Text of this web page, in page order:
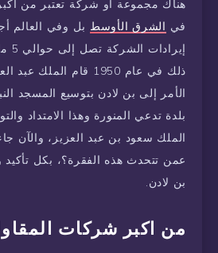
هناك مجموعة أو شركة تعتبر من
في الشرق الأوسط بل وفي العالم
ذلك في عام 1950 قام
الأمر إلى بن لادن بتوسيع المسجد
بلدة تدعي المنورة وهذا الامتداد
الملك سعود بن عبد العزيز، والآن
عمن تتحدث هذه الفقرة؟، بكل
بن لادن.
من اكبر شركات